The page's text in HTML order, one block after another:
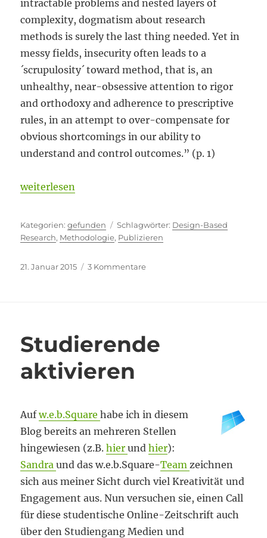
intractable problems and nested layers of
complexity, dogmatism about research
methods is surely the last thing needed. Yet in
messy fields, insecurity often leads to a
´scrupulosity´ toward method, that is, an
unhealthy, near-obsessive attention to rigor
and orthodoxy and adherence to prescriptive
rules, in an attempt to over-compensate for
obvious shortcomings in our ability to
understand and control outcomes.” (p. 1)
„Obsessive Strenge“
weiterlesen
Kategorien
gefunden Schlagwörter
Design-Based
Research, Methodologie, Publizieren
Veröffentlicht
21. Januar 2015 3 Kommentarezu
Studierende
aktivieren
Aufw.e.b.Squarehabe ich in diesem
Blog bereits an mehreren Stellen
hingewiesen (z.B.hierundhier):
Sandraund das w.e.b.Square-Teamzeichnen
sich aus meiner Sicht durch viel Kreativität und
Engagement aus. Nun versuchen sie, einen Call
für diese studentische Online-Zeitschrift auch
über den Studiengang Medien und